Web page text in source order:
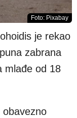
Foto: Pixabay
je rekao
zabrana
mlađe od 18